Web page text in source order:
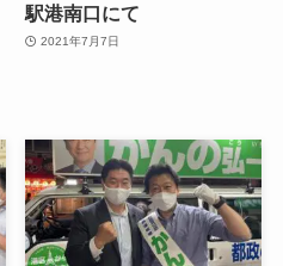
駅港南口にて
2021年7月7日